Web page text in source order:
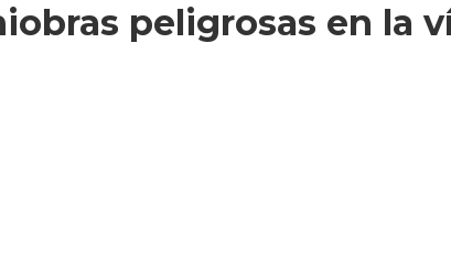
peligrosas en la